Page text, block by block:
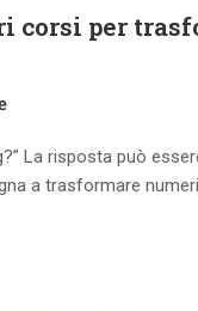
corsi per
La risposta può
a trasformare